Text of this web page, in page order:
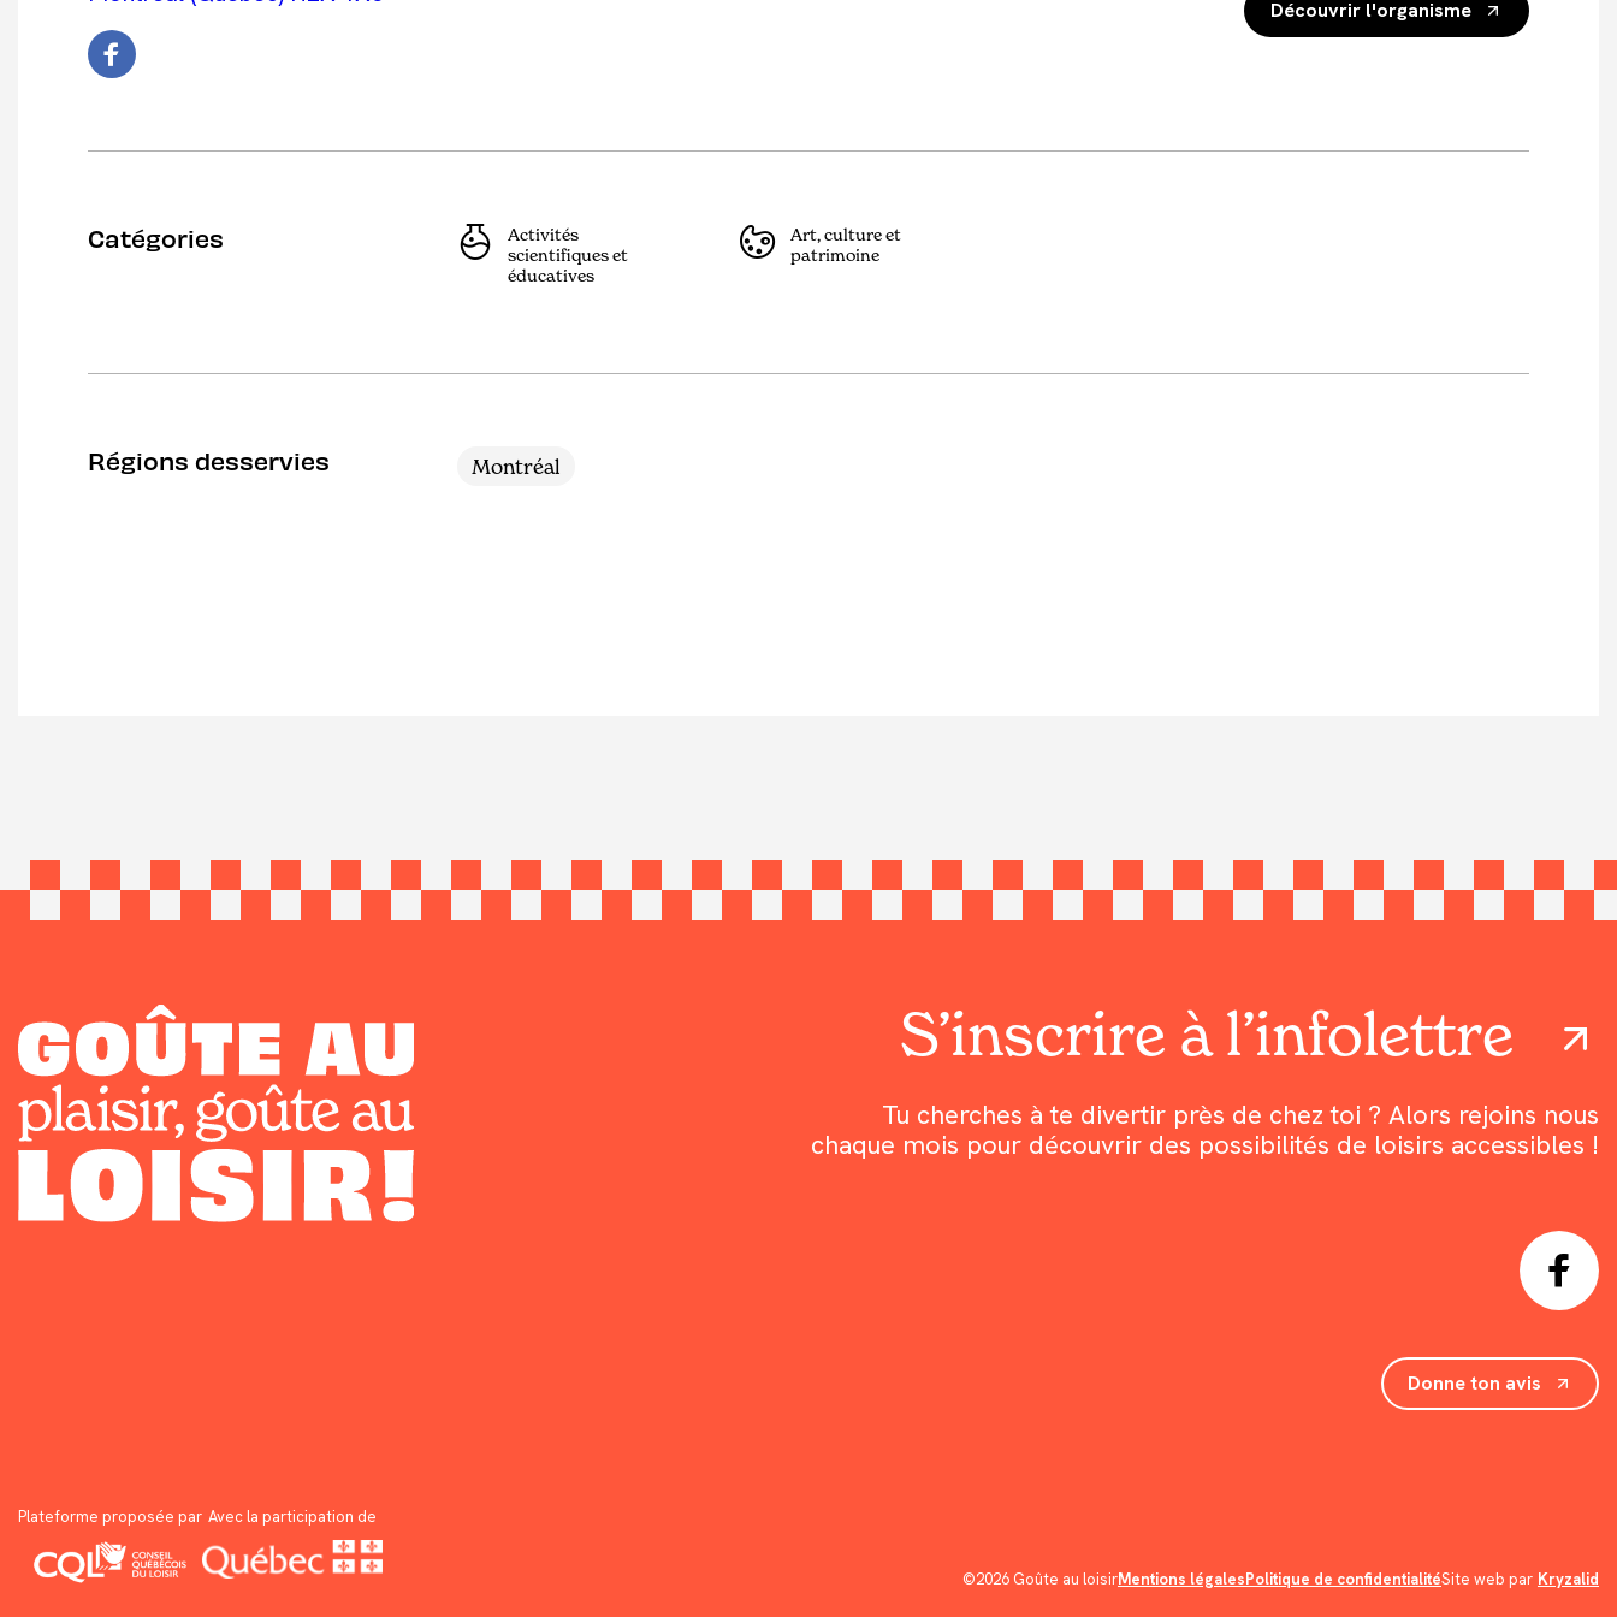
Découvrir l'organisme
Catégories
Activités
scientifiques et
éducatives
Art, culture et
patrimoine
Régions desservies Montréal
S’inscrire à l’infolettre
Tu cherches à te divertir près de chez toi ? Alors rejoins nous
chaque mois pour découvrir des possibilités de loisirs accessibles !
Donne ton avis
Plateforme proposée par Avec la participation de
©2026 Goûte au loisirMentions légalesPolitique de confidentialitéSite web par Kryzalid